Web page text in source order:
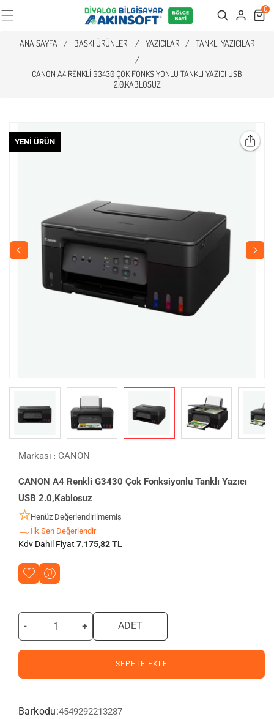
Search Cart
0
ANA SAYFA / BASKI ÜRÜNLERI / YAZICILAR / TANKLI YAZICILAR
/
CANON A4 RENKLI G3430 ÇOK FONKSIYONLU TANKLI YAZICI USB
2.0,KABLOSUZ
YENI ÜRÜN
Markası : CANON
CANON A4 Renkli G3430 Çok Fonksiyonlu Tanklı Yazıcı
USB 2.0,Kablosuz
Henüz Değerlendirilmemiş
İlk Sen Değerlendir
Kdv Dahil Fiyat 7.175,82 TL
- + ADET
SEPETE EKLE
Barkodu:4549292213287